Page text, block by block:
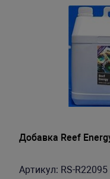
Добавка Reef
Артикул: RS-R22095